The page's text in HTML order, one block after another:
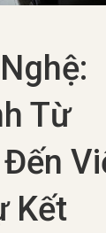
của
sử, Nhật Bản là
nền văn hóa
dài của mình,